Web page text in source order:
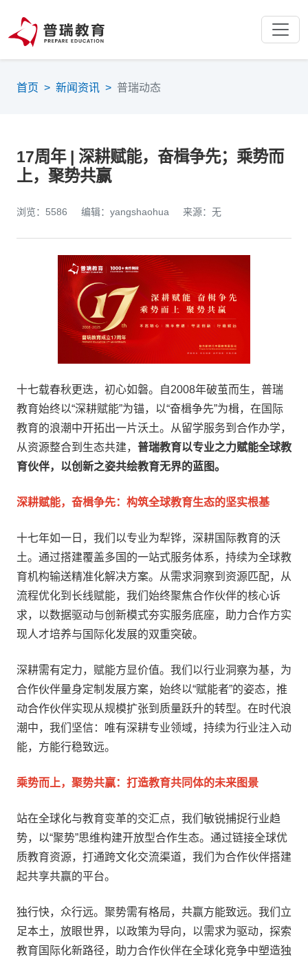
首页 > 新闻资讯 > 普瑞动态
17周年 | 深耕赋能，奋楫争先；乘势而
上，聚势共赢
浏览：5586 编辑：yangshaohua 来源：无
十七载春秋更迭，初心如磐。自2008年破茧而生，普瑞
教育始终以“深耕赋能”为锚，以“奋楫争先”为楫，在国际
教育的浪潮中开拓出一片沃土。从留学服务到合作办学，
从资源整合到生态共建， 普瑞教育以专业之力赋能全球教
育伙伴，以创新之姿共绘教育无界的蓝图。
深耕赋能，奋楫争先：构筑全球教育生态的坚实根基
十七年如一日，我们以专业为犁铧，深耕国际教育的沃
土。通过搭建覆盖多国的一站式服务体系，持续为全球教
育机构输送精准化解决方案。从需求洞察到资源匹配，从
流程优化到长线赋能，我们始终聚焦合作伙伴的核心诉
求，以数据驱动与创新模式夯实服务底座，助力合作方实
现人才培养与国际化发展的双重突破。
深耕需有定力，赋能方显价值。我们以行业洞察为基，为
合作伙伴量身定制发展方案，始终以“赋能者”的姿态，推
动合作伙伴实现从规模扩张到质量跃升的转型。在时代浪
潮中，我们坚信：唯有深耕专业领域，持续为行业注入动
能，方能行稳致远。
乘势而上，聚势共赢：打造教育共同体的未来图景
站在全球化与教育变革的交汇点，我们敏锐捕捉行业趋
势，以“聚势”思维构建开放型合作生态。通过链接全球优
质教育资源，打通跨文化交流渠道，我们为合作伙伴搭建
起共享共赢的平台。
独行快，众行远。聚势需有格局，共赢方能致远。我们立
足本土，放眼世界，以政策为导向，以需求为驱动，探索
教育国际化新路径，助力合作伙伴在全球化竞争中塑造独